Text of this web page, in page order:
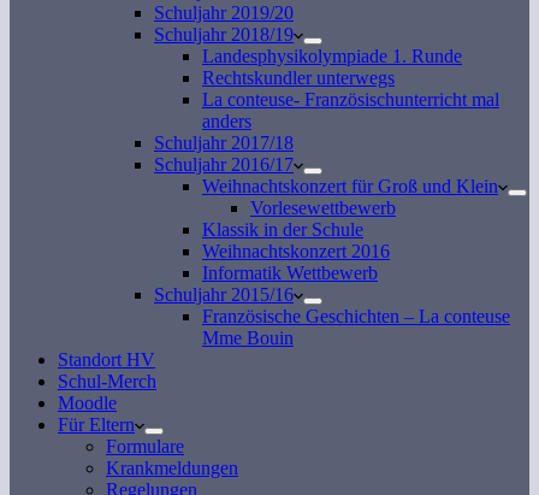
Schuljahr 2019/20
Schuljahr 2018/19
Landesphysikolympiade 1. Runde
Rechtskundler unterwegs
La conteuse- Französischunterricht mal
anders
Schuljahr 2017/18
Schuljahr 2016/17
Weihnachtskonzert für Groß und Klein
Vorlesewettbewerb
Klassik in der Schule
Weihnachtskonzert 2016
Informatik Wettbewerb
Schuljahr 2015/16
Französische Geschichten – La conteuse
Mme Bouin
Standort HV
Schul-Merch
Moodle
Für Eltern
Formulare
Krankmeldungen
Regelungen